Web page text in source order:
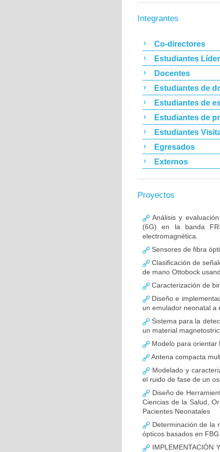
Integrantes
Co-directores
Estudiantes
Docentes
Estudiantes de
Estudiantes de
Estudiantes de
Estudiantes
Egresados
Externos
Proyectos
Análisis y
(6G) en la banda
electromagnética.
Sensores de fibra
Clasificación de
de mano Ottobock
Caracterización de
Diseño e
un emulador neonatal a
Sistema para la
un material
Modelo para orientar
Antena compacta
Modelado y
el ruido de fase de un
Diseño de
Ciencias de la Salud,
Pacientes Neonatales
Determinación de la
ópticos basados en FBG
IMPLEMENTACIÓN